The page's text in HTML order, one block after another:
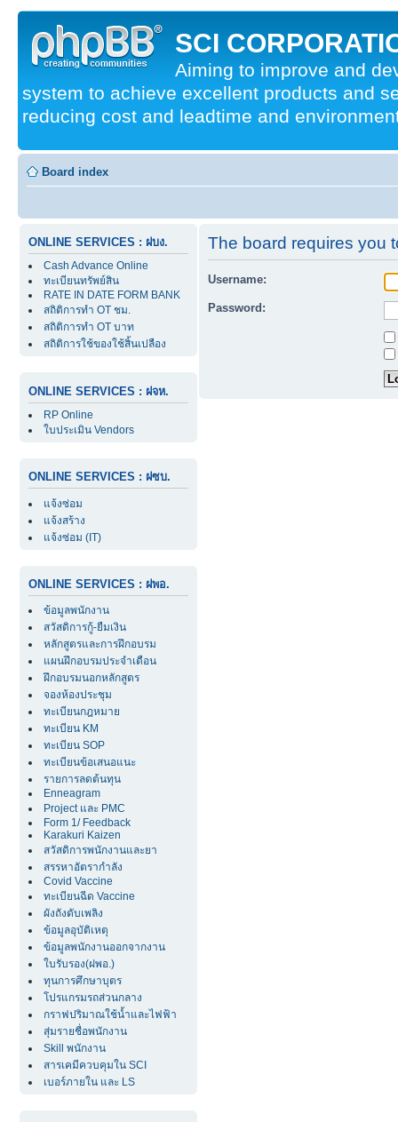
SCI
Aiming to improve and
system to achieve excellent products and
reducing cost and leadtime and
Board index
ONLINE SERVICES : ฝบง.
Cash Advance Online
ทะเบียนทรัพย์สิน
RATE IN DATE FORM BANK
สถิติการทำ OT ชม.
สถิติการทำ OT บาท
สถิติการใช้ของใช้สิ้นเปลือง
ONLINE SERVICES : ฝจห.
RP Online
ใบประเมิน Vendors
ONLINE SERVICES : ฝซบ.
แจ้งซ่อม
แจ้งสร้าง
แจ้งซ่อม (IT)
ONLINE SERVICES : ฝพอ.
ข้อมูลพนักงาน
สวัสดิการกู้-ยืมเงิน
หลักสูตรและการฝึกอบรม
แผนฝึกอบรมประจำเดือน
ฝึกอบรมนอกหลักสูตร
จองห้องประชุม
ทะเบียนกฎหมาย
ทะเบียน KM
ทะเบียน SOP
ทะเบียนข้อเสนอแนะ
รายการลดต้นทุน
Enneagram
Project และ PMC
Form 1/ Feedback
Karakuri Kaizen
สวัสดิการพนักงานและยา
สรรหาอัตรากำลัง
Covid Vaccine
ทะเบียนฉีด Vaccine
ผังถังดับเพลิง
ข้อมูลอุบัติเหตุ
ข้อมูลพนักงานออกจากงาน
ใบรับรอง(ฝพอ.)
ทุนการศึกษาบุตร
โปรแกรมรถส่วนกลาง
กราฟปริมาณใช้น้ำและไฟฟ้า
สุ่มรายชื่อพนักงาน
Skill พนักงาน
สารเคมีควบคุมใน SCI
เบอร์ภายใน และ LS
The board requires you
Username:
Password: